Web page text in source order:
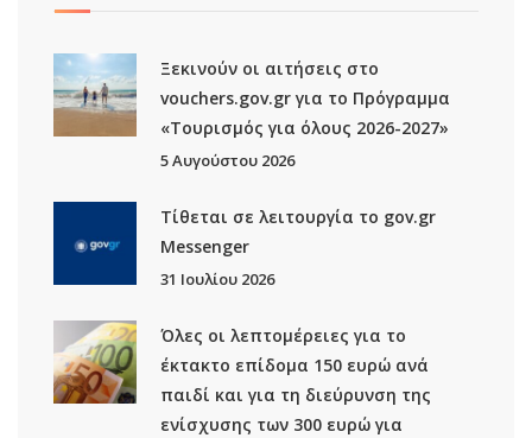
Ξεκινούν οι αιτήσεις στο
vouchers.gov.gr για το Πρόγραμμα
«Τουρισμός για όλους 2026-2027»
5 Αυγούστου 2026
Τίθεται σε λειτουργία το gov.gr
Μessenger
31 Ιουλίου 2026
Όλες οι λεπτομέρειες για το
έκτακτο επίδομα 150 ευρώ ανά
παιδί και για τη διεύρυνση της
ενίσχυσης των 300 ευρώ για